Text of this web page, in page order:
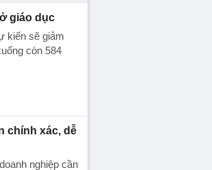
giáo dục
kiến sẽ giảm
còn 584
chính xác, dễ
nghiệp cần